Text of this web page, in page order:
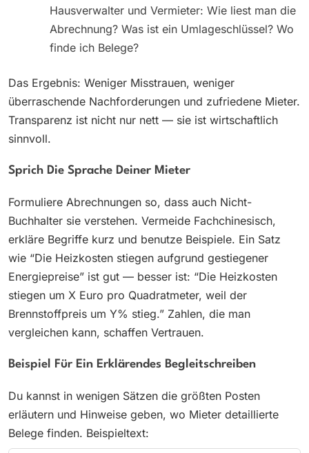
Hausverwalter und Vermieter: Wie liest man die
Abrechnung? Was ist ein Umlageschlüssel? Wo
finde ich Belege?
Das Ergebnis: Weniger Misstrauen, weniger
überraschende Nachforderungen und zufriedene Mieter.
Transparenz ist nicht nur nett — sie ist wirtschaftlich
sinnvoll.
Sprich Die Sprache Deiner Mieter
Formuliere Abrechnungen so, dass auch Nicht-
Buchhalter sie verstehen. Vermeide Fachchinesisch,
erkläre Begriffe kurz und benutze Beispiele. Ein Satz
wie “Die Heizkosten stiegen aufgrund gestiegener
Energiepreise” ist gut — besser ist: “Die Heizkosten
stiegen um X Euro pro Quadratmeter, weil der
Brennstoffpreis um Y% stieg.” Zahlen, die man
vergleichen kann, schaffen Vertrauen.
Beispiel Für Ein Erklärendes Begleitschreiben
Du kannst in wenigen Sätzen die größten Posten
erläutern und Hinweise geben, wo Mieter detaillierte
Belege finden. Beispieltext: